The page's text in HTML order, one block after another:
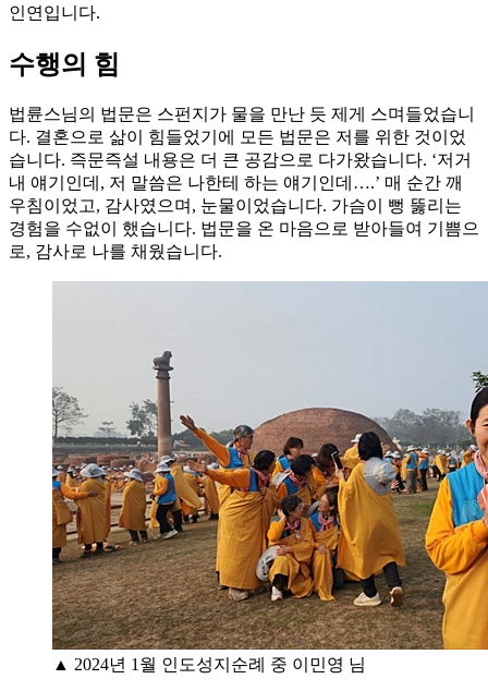
인연입니다.
수행의 힘
법륜스님의 법문은 스펀지가 물을 만난 듯 제게 스며들었습니
다. 결혼으로 삶이 힘들었기에 모든 법문은 저를 위한 것이었
습니다. 즉문즉설 내용은 더 큰 공감으로 다가왔습니다. ‘저거
내 얘기인데, 저 말씀은 나한테 하는 얘기인데….’ 매 순간 깨
우침이었고, 감사였으며, 눈물이었습니다. 가슴이 뻥 뚫리는
경험을 수없이 했습니다. 법문을 온 마음으로 받아들여 기쁨으
로, 감사로 나를 채웠습니다.
▲ 2024년 1월 인도성지순례 중 이민영 님